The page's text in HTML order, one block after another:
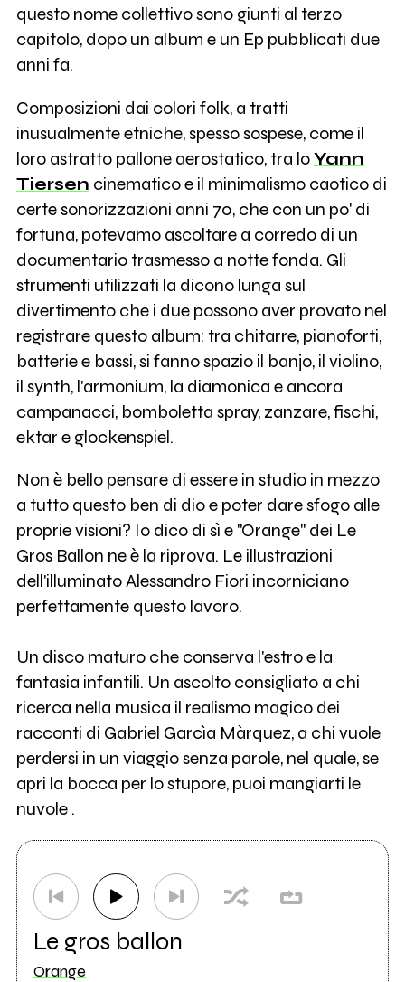
questo nome collettivo sono giunti al terzo
capitolo, dopo un album e un Ep pubblicati due
anni fa.
Composizioni dai colori folk, a tratti
inusualmente etniche, spesso sospese, come il
loro astratto pallone aerostatico, tra loYann
Tiersen cinematico e il minimalismo caotico di
certe sonorizzazioni anni 70, che con un po' di
fortuna, potevamo ascoltare a corredo di un
documentario trasmesso a notte fonda. Gli
strumenti utilizzati la dicono lunga sul
divertimento che i due possono aver provato nel
registrare questo album: tra chitarre, pianoforti,
batterie e bassi, si fanno spazio il banjo, il violino,
il synth, l'armonium, la diamonica e ancora
campanacci, bomboletta spray, zanzare, fischi,
ektar e glockenspiel.
Non è bello pensare di essere in studio in mezzo
a tutto questo ben di dio e poter dare sfogo alle
proprie visioni? Io dico di sì e "Orange" dei Le
Gros Ballon ne è la riprova. Le illustrazioni
dell'illuminato Alessandro Fiori incorniciano
perfettamente questo lavoro.
Un disco maturo che conserva l'estro e la
fantasia infantili. Un ascolto consigliato a chi
ricerca nella musica il realismo magico dei
racconti di Gabriel Garcìa Màrquez, a chi vuole
perdersi in un viaggio senza parole, nel quale, se
apri la bocca per lo stupore, puoi mangiarti le
nuvole .
Le gros ballon
Orange